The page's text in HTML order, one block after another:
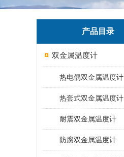
产品目录
双金属温度计
热电偶双金属温度计
热套式双金属温度计
耐震双金属温度计
防腐双金属温度计